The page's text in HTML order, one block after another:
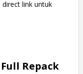
link untuk
Repack